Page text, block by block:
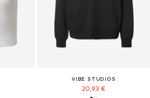
V!BE STUD!OS
20,93 €